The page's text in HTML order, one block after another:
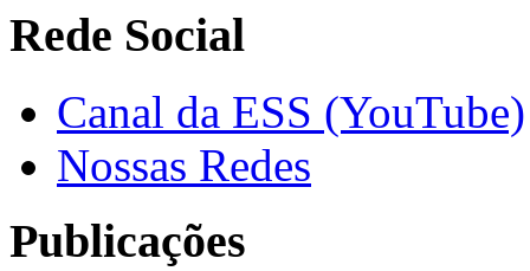
Rede Social
Canal da ESS (YouTube)
Nossas Redes
Publicações